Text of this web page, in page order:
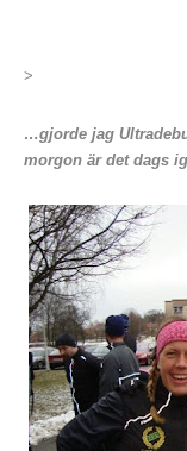
>
…gjorde jag
morgon är det dags